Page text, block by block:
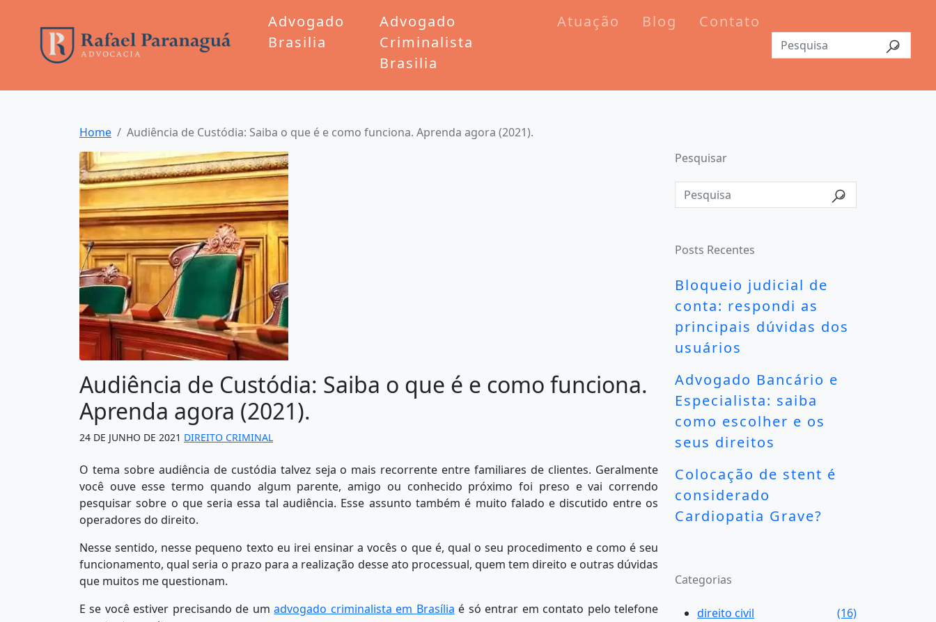
Advogado
Brasilia
Advogado
Criminalista
Brasilia
Atuação Blog Contato
Home Audiência de Custódia: Saiba o que é e como funciona. Aprenda agora (2021).
Audiência de Custódia: Saiba o que é e como funciona.
Aprenda agora (2021).
24 DE JUNHO DE 2021 DIREITO CRIMINAL
O tema sobre audiência de custódia talvez seja o mais recorrente entre familiares de clientes. Geralmente
você ouve esse termo quando algum parente, amigo ou conhecido próximo foi preso e vai correndo
pesquisar sobre o que seria essa tal audiência. Esse assunto também é muito falado e discutido entre os
operadores do direito.
Nesse sentido, nesse pequeno texto eu irei ensinar a vocês o que é, qual o seu procedimento e como é seu
funcionamento, qual seria o prazo para a realização desse ato processual, quem tem direito e outras dúvidas
que muitos me questionam.
E se você estiver precisando de umadvogado criminalista em Brasília é só entrar em contato pelo telefone
Pesquisar
Posts Recentes
Bloqueio judicial de
conta: respondi as
principais dúvidas dos
usuários
Advogado Bancário e
Especialista: saiba
como escolher e os
seus direitos
Colocação de stent é
considerado
Cardiopatia Grave?
Categorias
direito civil
(16)